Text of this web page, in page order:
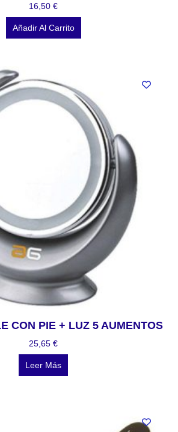
16,50 €
Añadir Al Carrito
CON PIE + LUZ 5 AUMENTOS
25,65 €
Leer Más